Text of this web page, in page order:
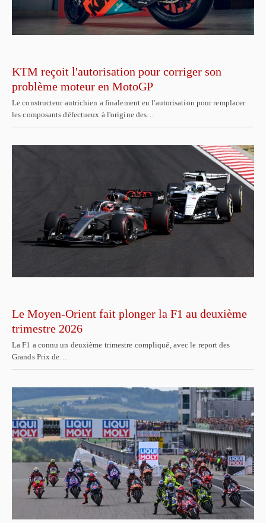
KTM reçoit l'autorisation pour corriger son
problème moteur en MotoGP
Le constructeur autrichien a finalement eu l'autorisation pour remplacer
les composants défectueux à l'origine des…
Le Moyen-Orient fait plonger la F1 au deuxième
trimestre 2026
La F1 a connu un deuxième trimestre compliqué, avec le report des
Grands Prix de…